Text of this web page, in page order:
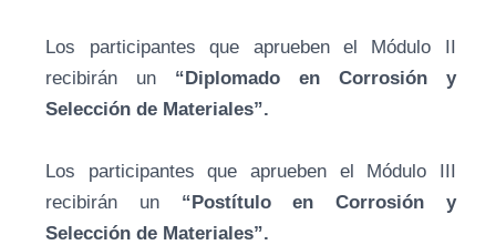
Los participantes que aprueben el Módulo II
recibirán un “Diplomado en Corrosión y
Selección de Materiales”.
Los participantes que aprueben el Módulo III
recibirán un “Postítulo en Corrosión y
Selección de Materiales”.